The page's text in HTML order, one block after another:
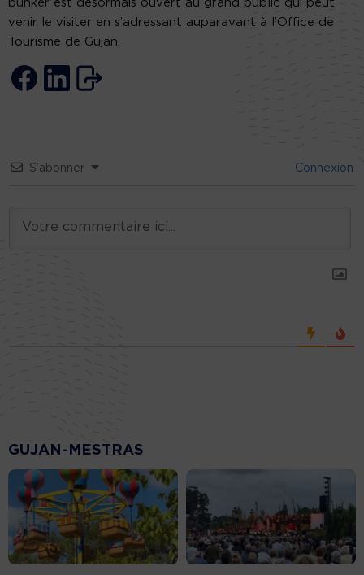
bunker est désormais ouvert au grand public qui peut
venir le visiter en s’adressant auparavant à l’Office de
Tourisme de Gujan.
S’abonner Connexion
GUJAN-MESTRAS